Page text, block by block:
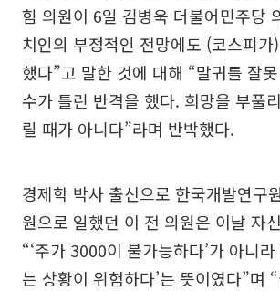
힘 의원이 6일 김병욱 더불어민주당
치인의 부정적인 전망에도 (코스피
했다”고 말한 것에 대해 “말귀를 잘
수가 틀린 반격을 했다. 희망을 부풀
릴 때가 아니다”라며 반박했다.
경제학 박사 출신으로 한국개발연구
원으로 일했던 이 전 의원은 이날 자
“‘주가 3000이 불가능하다’가 아니
는 상황이 위험하다’는 뜻이였다”며